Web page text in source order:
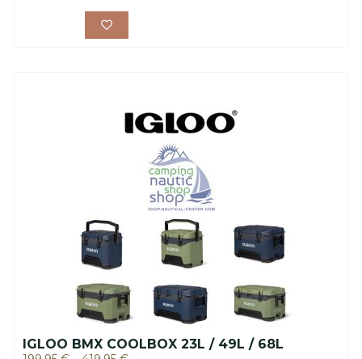
IGLOO BMX COOLBOX 23L / 49L / 68L